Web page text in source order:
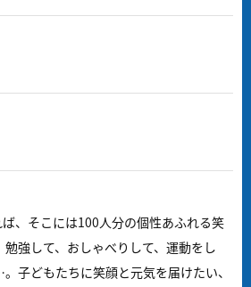
、そこには100人分の個性あふれる笑
強して、おしゃべりして、運動をし
子どもたちに笑顔と元気を届けたい、